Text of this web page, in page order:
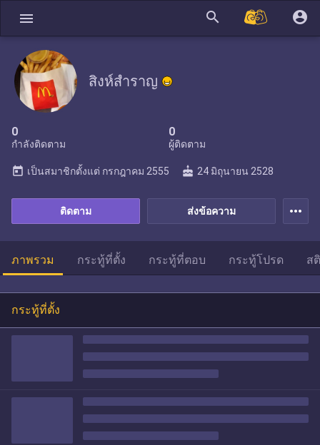
menu search account_circle
สิงห์สำราญ
0
กำลังติดตาม
0
ผู้ติดตาม
ส่งข้อความ
ติดตาม
today เป็นสมาชิกตั้งแต่ กรกฎาคม 2555 cake 24 มิถุนายน 2528
more_horiz
ภาพรวม กระทู้ที่ตั้ง กระทู้ที่ตอบ กระทู้โปรด ส
กระทู้ที่ตั้ง